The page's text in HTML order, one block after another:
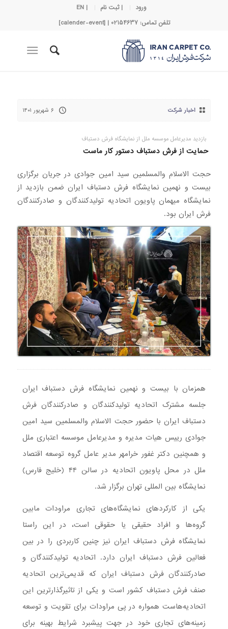
ورود | ثبت نام
| EN
تلفن تماس: 02154637 | [calender-event]
اخبار شرکت ۶ شهریور ۱۴۰۱
بازدید مدیرعامل موسسه ملل از نمایشگاه فرش دستباف
حمایت از فرش دستباف دستور کار ماست
حجت الاسلام والمسلمین سید امین جوادی در جریان برگزاری
بیست و نهمین نمایشگاه فرش دستباف ایران ضمن بازدید از
نمایشگاه میهمان پاویون اتحادیه تولیدکنندگان و صادرکنندگان
فرش ایران بود.
همزمان با بیست و نهمین نمایشگاه فرش دستباف ایران
جلسه مشترک اتحادیه تولیدکنندگان و صادرکنندگان فرش
دستباف ایران با حضور حجت الاسلام والمسلمین سید امین
جوادی رییس هیات مدیره و مدیرعامل موسسه اعتباری ملل
و همچنین دکتر غفور خرامهر مدیر عامل گروه توسعه اقتصاد
ملل در محل پاویون اتحادیه در سالن ۴۴ (خلیج فارس)
نمایشگاه بین المللی تهران برگزار شد.
یکی از کارکردهای نمایشگاه‌های تجاری مراودات مابین
گروه‌ها و افراد حقیقی یا حقوقی است، در این راستا
نمایشگاه فرش دستباف ایران نیز چنین کاربردی را در بین
فعالین فرش دستباف ایران دارد. اتحادیه تولیدکنندگان و
صادرکنندگان فرش دستباف ایران که قدیمی‌ترین اتحادیه
صنف فرش دستباف کشور است و یکی از تاثیرگذارترین این
اتحادیه‌هاست همواره در پی مراودات برای تقویت و توسعه
زمینه‌های تجاری خود در جهت پیشبرد شرایط بهینه برای